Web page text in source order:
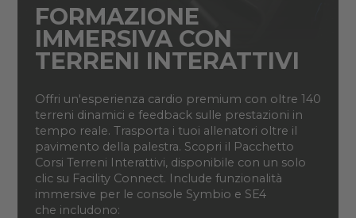
FORMAZIONE
IMMERSIVA CON
TERRENI INTERATTIVI
Offri un'esperienza cardio premium con oltre 140
terreni dinamici e feedback sulle prestazioni in
tempo reale. Trasporta i tuoi allenatori oltre il
pavimento della palestra. Scopri il Pacchetto
Corsi Terreni Interattivi, disponibile con un solo
clic su Facility Connect. Include funzionalità
immersive per le console Symbio e SE4
che includono: